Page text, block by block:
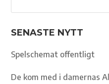
SENASTE NYTT
Spelschemat offentligt
De kom med i damernas